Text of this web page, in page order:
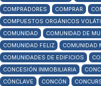
COMPRADORES
COMPRAR
COMPUESTOS ORGÁNICOS
COMUNIDAD
COMUNIDAD DE
COMUNIDAD FELIZ
COMUNIDAD
COMUNIDADES DE EDIFICIOS
CONCESIÓN INMOBILIARIA
CÓNCLAVE
CONCÓN